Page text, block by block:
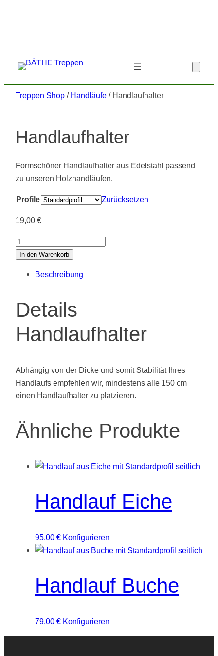
Treppen Shop / Handläufe / Handlaufhalter
Handlaufhalter
Formschöner Handlaufhalter aus Edelstahl passend
zu unseren Holzhandläufen.
Profile Zurücksetzen
19,00 €
Handlaufhalter
Menge
In den Warenkorb
Beschreibung
Details
Handlaufhalter
Abhängig von der Dicke und somit Stabilität Ihres
Handlaufs empfehlen wir, mindestens alle 150 cm
einen Handlaufhalter zu platzieren.
Ähnliche Produkte
Handlauf Eiche
95,00 € Konfigurieren
Handlauf Buche
79,00 € Konfigurieren